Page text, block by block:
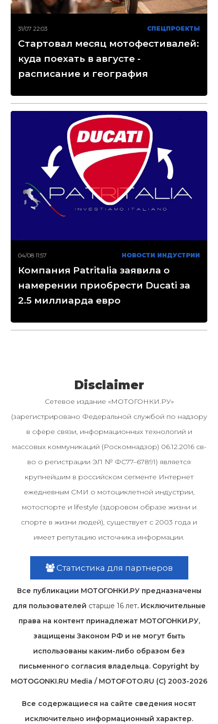
31/07 22:03 СПЕЦПРОЕКТЫ
Стартовал месяц мотофестивалей:
куда поехать в августе -
расписание и география
04/08 11:57 НОВОСТИ ИНДУСТРИИ
Компания Patritalia заявила о
намерении приобрести Ducati за
2.5 миллиарда евро
Disclaimer
Сетевое издание «МОТОГОНКИ.РУ»
(зарегистрировано Федеральной службой по надзору
в сфере связи, информационных технологий и
массовых коммуникаций (Роскомнадзор) 06.12.2016 св-
во о регистрации ЭЛ № ФС77–67891) является
крупнейшим в российском сегменте Интернет
ежедневным СМИ о мотоциклетной индустрии,
мотоспорте и lifestyle (здоровом образе жизни и
спорте в жизни людей), существует с 2003 года и
имеет репутацию источника информации.
Статистика для партнеров
Все публикации МОТОГОНКИ.РУ предназначены
для пользователей старше 16 лет. Исключительные
права на контент принадлежат МОТОГОНКИ.РУ,
защищены Законом РФ и не могут быть
использованы каким-либо образом без
письменного согласия владельца. Copyright by
MOTOGONKI.RU Media / MOTOFOTO.RU (C) 2003-2026
Все содержащиеся на cайте сведения носят
исключительно информационный характер.